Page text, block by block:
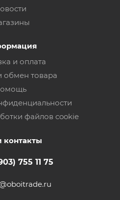
и оплата
обмен товара
файлов cookie
755 11 75